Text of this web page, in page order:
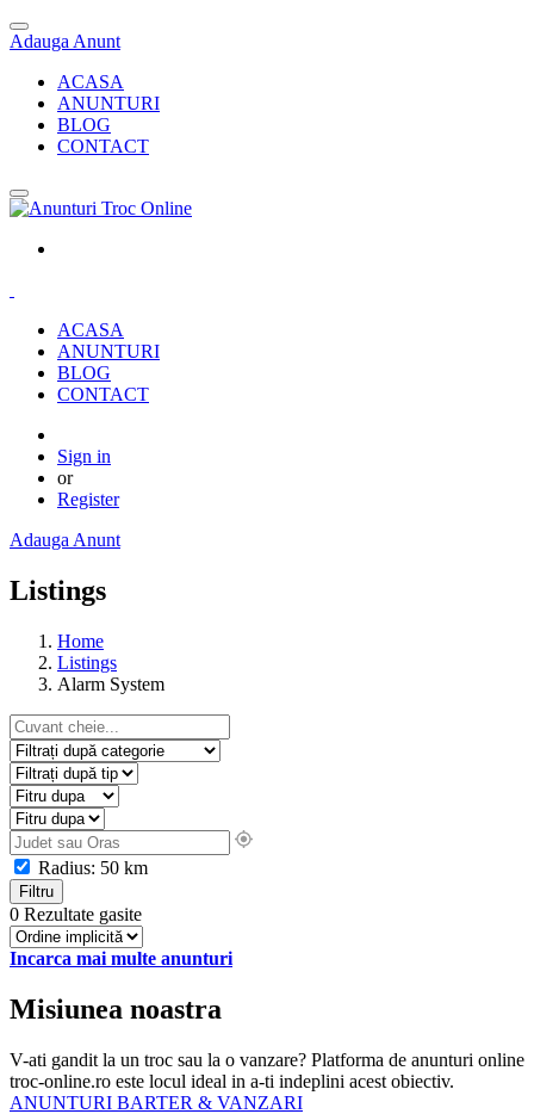
Adauga Anunt
ACASA
ANUNTURI
BLOG
CONTACT
ACASA
ANUNTURI
BLOG
CONTACT
Sign in
or
Register
Adauga Anunt
Listings
Home
Listings
Alarm System
Radius: 50 km
Filtru
0 Rezultate gasite
Incarca mai multe anunturi
Misiunea noastra
V-ati gandit la un troc sau la o vanzare? Platforma de anunturi online
troc-online.ro este locul ideal in a-ti indeplini acest obiectiv.
ANUNTURI BARTER & VANZARI